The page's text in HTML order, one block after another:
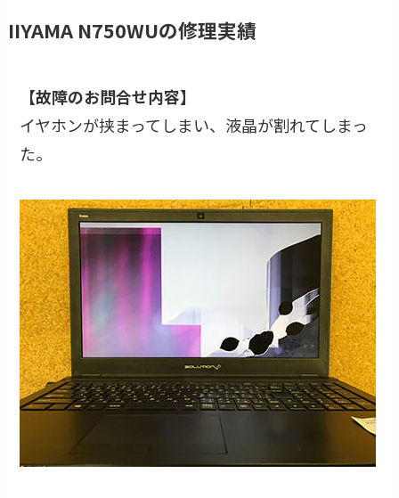
IIYAMA N750WUの修理実績
【故障のお問合せ内容】
イヤホンが挟まってしまい、液晶が割れてしまっ
た。